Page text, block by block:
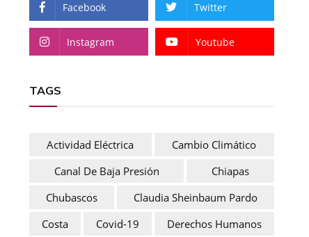
Facebook Twitter
Instagram Youtube
TAGS
Actividad Eléctrica
Cambio Climático
Canal De Baja Presión
Chiapas
Chubascos
Claudia Sheinbaum Pardo
Costa
Covid-19
Derechos Humanos